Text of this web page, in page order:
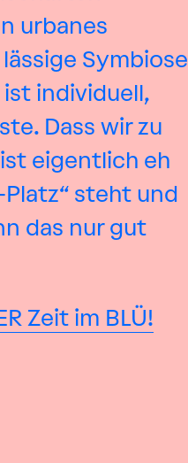
urbanes
Symbiose
individuell,
Dass wir zu
eigentlich eh
steht und
das nur gut
Zeit im BLÜ!